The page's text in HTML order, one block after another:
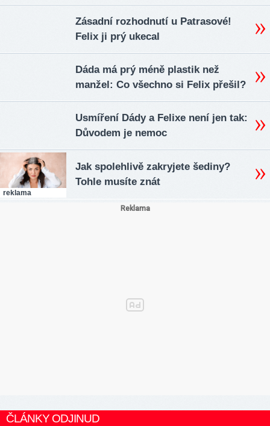
Zásadní rozhodnutí u Patrasové!
Felix ji prý ukecal
Dáda má prý méně plastik než
manžel: Co všechno si Felix přešil?
Usmíření Dády a Felixe není jen tak:
Důvodem je nemoc
reklama
Jak spolehlivě zakryjete šediny?
Tohle musíte znát
ČLÁNKY ODJINUD